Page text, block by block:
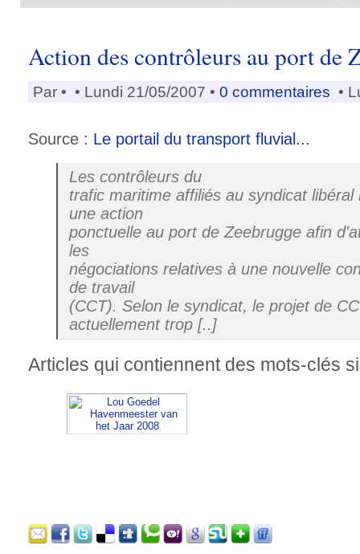
Action des contrôleurs au port de
Par • • Lundi 21/05/2007 • 0 commentaires •
Source : Le portail du transport fluvial...
Les contrôleurs du
trafic maritime affiliés au syndicat libéral
une action
ponctuelle au port de Zeebrugge afin
les
négociations relatives à une nouvelle
de travail
(CCT). Selon le syndicat, le projet de
actuellement trop [..]
Articles qui contiennent des mots-clés